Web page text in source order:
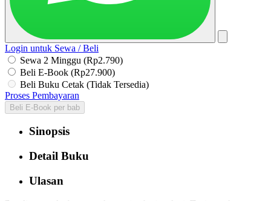
Login untuk Sewa / Beli
Sewa 2 Minggu (Rp2.790)
Beli E-Book (Rp27.900)
Beli Buku Cetak (Tidak Tersedia)
Proses Pembayaran
Beli E-Book per bab
Sinopsis
Detail Buku
Ulasan